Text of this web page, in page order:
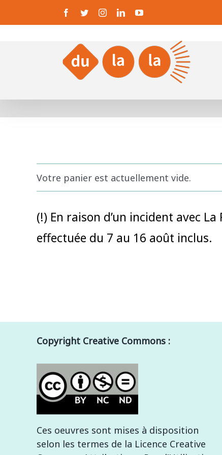
au
Facebook
TwitterInstagramLinkedInYouTube
Votre panier est actuellement vide.
(!) En raison d’un incident avec
effectuée du 7 au 16 août inclus.
Copyright Creative Commons :
Ces oeuvres sont mises à disposition
selon les termes de la Licence Creative